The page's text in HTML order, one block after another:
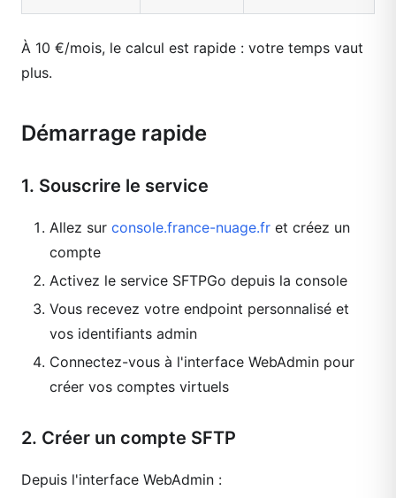
À 10 €/mois, le calcul est rapide : votre temps vaut
plus.
Démarrage rapide
1. Souscrire le service
Allez sur console.france-nuage.fr et créez un
compte
Activez le service SFTPGo depuis la console
Vous recevez votre endpoint personnalisé et
vos identifiants admin
Connectez-vous à l'interface WebAdmin pour
créer vos comptes virtuels
2. Créer un compte SFTP
Depuis l'interface WebAdmin :